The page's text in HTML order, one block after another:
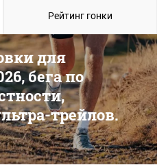
для
бега по
трейлов.
Рейтинг гонки